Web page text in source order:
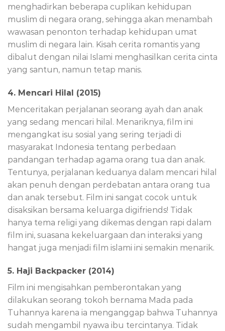
menghadirkan beberapa cuplikan kehidupan
muslim di negara orang, sehingga akan menambah
wawasan penonton terhadap kehidupan umat
muslim di negara lain. Kisah cerita romantis yang
dibalut dengan nilai Islami menghasilkan cerita cinta
yang santun, namun tetap manis.
4. Mencari Hilal (2015)
Menceritakan perjalanan seorang ayah dan anak
yang sedang mencari hilal. Menariknya, film ini
mengangkat isu sosial yang sering terjadi di
masyarakat Indonesia tentang perbedaan
pandangan terhadap agama orang tua dan anak.
Tentunya, perjalanan keduanya dalam mencari hilal
akan penuh dengan perdebatan antara orang tua
dan anak tersebut. Film ini sangat cocok untuk
disaksikan bersama keluarga digifriends! Tidak
hanya tema religi yang dikemas dengan rapi dalam
film ini, suasana kekeluargaan dan interaksi yang
hangat juga menjadi film islami ini semakin menarik.
5. Haji Backpacker (2014)
Film ini mengisahkan pemberontakan yang
dilakukan seorang tokoh bernama Mada pada
Tuhannya karena ia menganggap bahwa Tuhannya
sudah mengambil nyawa ibu tercintanya. Tidak